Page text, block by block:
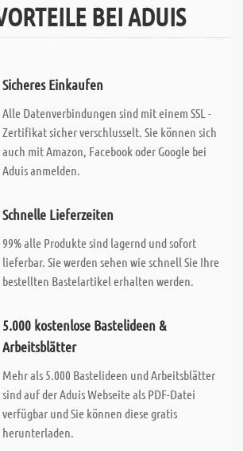
BEI ADUIS
Sicheres Einkaufen
Alle Datenverbindungen sind mit einem SSL -
Zertifikat sicher verschlusselt. Sie können sich
auch mit Amazon, Facebook oder Google bei
Aduis anmelden.
Schnelle Lieferzeiten
99% alle Produkte sind lagernd und sofort
lieferbar. Sie werden sehen wie schnell Sie Ihre
bestellten Bastelartikel erhalten werden.
5.000 kostenlose Bastelideen &
Arbeitsblätter
Mehr als 5.000 Bastelideen und Arbeitsblätter
sind auf der Aduis Webseite als PDF-Datei
verfügbar und Sie können diese gratis
herunterladen.